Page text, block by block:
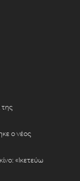
ο νέος
«Ικετεύω